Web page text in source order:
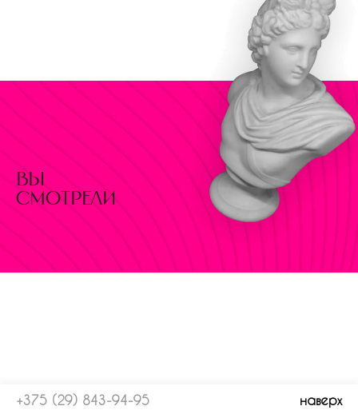
вы
смотрели
+375 (29) 843-94-95 наверх